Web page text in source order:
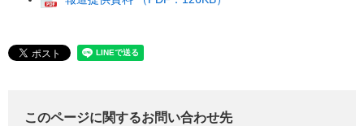
このページに関するお問い合わせ先